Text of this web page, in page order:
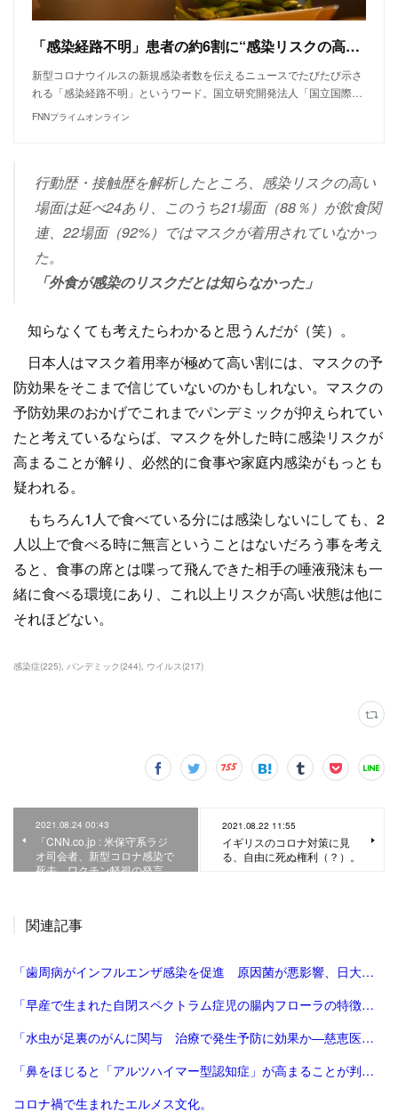
「感染経路不明」患者の約6割に“感染リスクの高い行動歴”…どんな行動? 調査した医師に聞いた
新型コロナウイルスの新規感染者数を伝えるニュースでたびたび示さ
れる「感染経路不明」というワード。国立研究開発法人「国立国際…
FNNプライムオンライン
行動歴・接触歴を解析したところ、感染リスクの高い
場面は延べ24あり、このうち21場面（88％）が飲食関
連、22場面（92%）ではマスクが着用されていなかっ
た。
「外食が感染のリスクだとは知らなかった」
知らなくても考えたらわかると思うんだが（笑）。
日本人はマスク着用率が極めて高い割には、マスクの予
防効果をそこまで信じていないのかもしれない。マスクの
予防効果のおかげでこれまでパンデミックが抑えられてい
たと考えているならば、マスクを外した時に感染リスクが
高まることが解り、必然的に食事や家庭内感染がもっとも
疑われる。
もちろん1人で食べている分には感染しないにしても、2
人以上で食べる時に無言ということはないだろう事を考え
ると、食事の席とは喋って飛んできた相手の唾液飛沫も一
緒に食べる環境にあり、これ以上リスクが高い状態は他に
それほどない。
感染症(225) パンデミック(244) ウイルス(217)
2021.08.24 00:43
「CNN.co.jp : 米保守系ラジ
オ司会者、新型コロナ感染で
死去 ワクチン軽視の発言…
2021.08.22 11:55
イギリスのコロナ対策に見
る、自由に死ぬ権利（？）。
関連記事
「歯周病がインフルエンザ感染を促進 原因菌が悪影響、日大チーム確認：朝日新聞」
「早産で生まれた自閉スペクトラム症児の腸内フローラの特徴解明、世界初－関西医科大 - Medical meets Technology | Sysmex」
「水虫が足裏のがんに関与 治療で発生予防に効果か―慈恵医大：時事ドットコム」
「鼻をほじると「アルツハイマー型認知症」が高まることが判明…ウイルスが“脳に入り込む”メカニズムの「意外な盲点」（中尾 篤典,毛内 拡） | 現代ビジネス | 講談社（1/3）」
コロナ禍で生まれたエルメス文化。